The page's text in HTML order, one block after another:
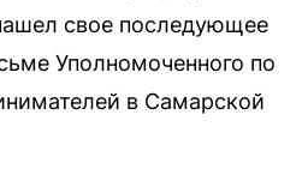
свое последующее
Уполномоченного по
в Самарской